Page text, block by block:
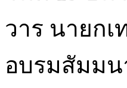
วาร นายก
อบรมสัมม